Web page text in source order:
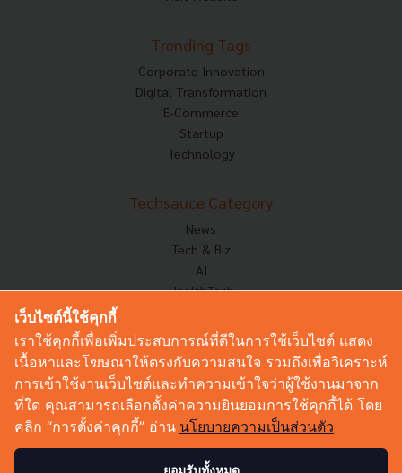
Trending Tags
Corporate Innovation
Digital Transformation
E-Commerce
Startup
Technology
Techsauce Category
News
Tech & Biz
AI
HealthTech
Corp Innov
Saucy Thoughts
Based On
Sustainable
Videos
Podcast
เว็บไซต์นี้ใช้คุกกี้
เราใช้คุกกี้เพื่อเพิ่มประสบการณ์ที่ดีในการใช้เว็บไซต์ แสดง
เนื้อหาและโฆษณาให้ตรงกับความสนใจ รวมถึงเพื่อวิเคราะห์
การเข้าใช้งานเว็บไซต์และทำความเข้าใจว่าผู้ใช้งานมาจาก
ที่ใด คุณสามารถเลือกตั้งค่าความยินยอมการใช้คุกกี้ได้ โดย
คลิก “การตั้งค่าคุกกี้” อ่าน นโยบายความเป็นส่วนตัว
ยอมรับทั้งหมด